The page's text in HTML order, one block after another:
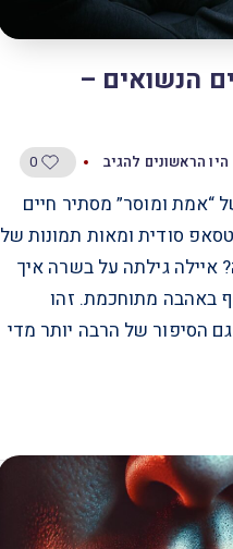
הנשואים –
היו הראשונים להגיב 0
ומוסר” מסתיר חיים
סודית ומאות תמונות של
איילה גילתה על בשרה איך
באהבה מתוחכמת. זהו
הסיפור של הרבה יותר מדי